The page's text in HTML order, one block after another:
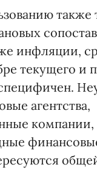
также
инфляции,
текущего и
агентст­ва,
компании,